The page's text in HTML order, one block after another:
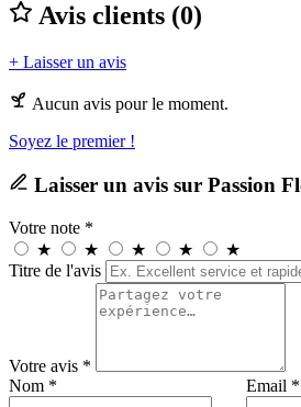
−
Avis clients (0)
+ Laisser un avis
Aucun avis pour le moment.
Soyez le premier !
Laisser un avis sur Passion
Votre note *
★
★ ★ ★
★
Titre de l'avis
Votre avis *
Nom *
Email *